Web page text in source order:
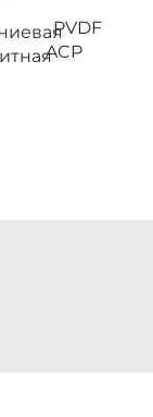
PVDF
ACP